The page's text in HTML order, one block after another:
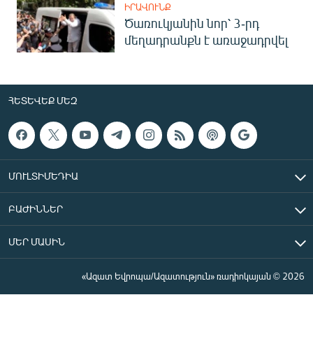
ԻՐԱՎՈՒՆՔ
Ծառուկյանին նոր՝ 3-րդ
մեղադրանքն է առաջադրվել
ՀԵՏԵՎԵՔ ՄԵԶ
ՄՈՒԼՏԻՄԵԴԻԱ
ԲԱԺԻՆՆԵՐ
ՄԵՐ ՄԱՍԻՆ
«Ազատ Եվրոպա/Ազատություն» ռադիոկայան © 2026